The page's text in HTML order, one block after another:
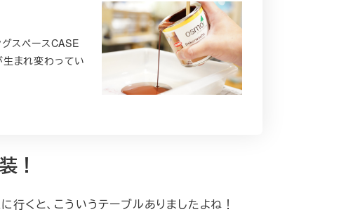
スペースCASE
まれ変わってい
！
行くと、こういうテーブルありましたよね！